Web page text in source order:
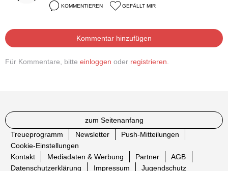
KOMMENTIEREN GEFÄLLT MIR
Kommentar hinzufügen
Für Kommentare, bitte einloggen oder registrieren
zum Seitenanfang
Treueprogramm
Newsletter
Push-Mitteilungen
Cookie-Einstellungen
Kontakt
Mediadaten & Werbung Partner
AGB
Datenschutzerklärung
Impressum Jugendschutz